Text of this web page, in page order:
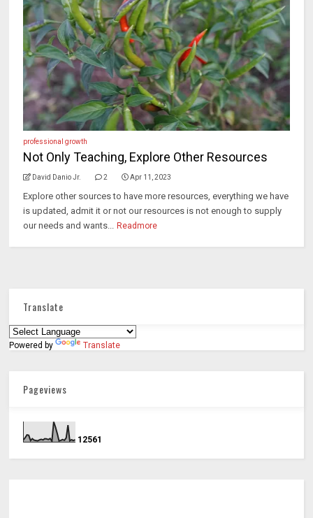
professional growth
Not Only Teaching, Explore Other Resources
David Danio Jr. 2 Apr 11, 2023
Explore other sources to have more resources, everything we have
is updated, admit it or not our resources is not enough to supply
our needs and wants...
Readmore
Translate
Powered by Translate
Pageviews
1 2561